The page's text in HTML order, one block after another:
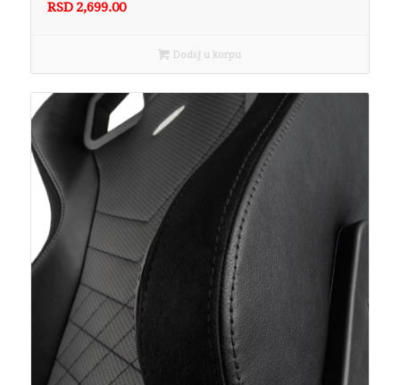
RSD 2,699.00
Dodaj u korpu